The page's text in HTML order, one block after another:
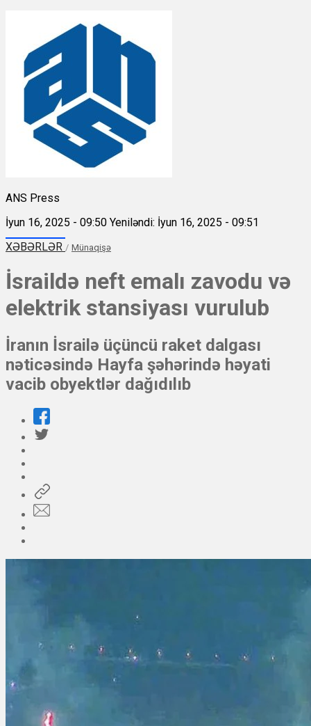
ANS Press
İyun 16, 2025 - 09:50 Yeniləndi: İyun 16, 2025 - 09:51
XƏBƏRLƏR / Münaqişə
İsraildə neft emalı zavodu və
elektrik stansiyası vurulub
İranın İsrailə üçüncü raket dalgası
nəticəsində Hayfa şəhərində həyati
vacib obyektlər dağıdılıb